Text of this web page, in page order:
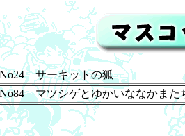
No24 サーキットの狐
No84 マツシゲとゆかいななかまた